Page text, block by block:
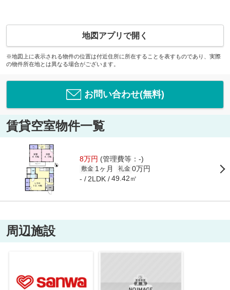
地図アプリで開く
※地図上に表示される物件の位置は付近住所に所在することを表すものであり、実際
の物件所在地とは異なる場合がございます。
お問い合わせ(無料)
賃貸空室物件一覧
8万円 (管理費等：-)
敷金 1ヶ月 礼金 0万円
- 2LDK 49.42㎡
周辺施設